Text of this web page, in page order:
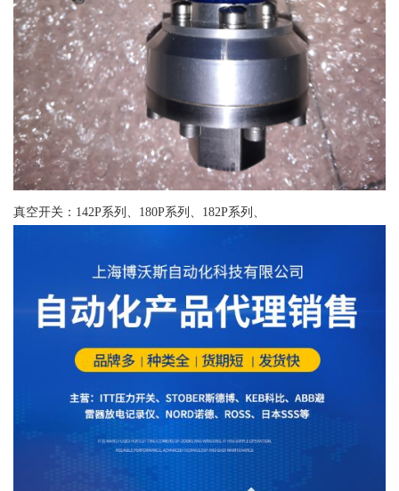
真空开关：142P系列、180P系列、182P系列、